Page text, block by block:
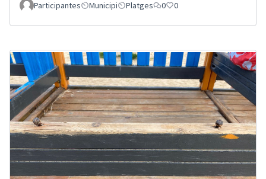
Participantes
Municipi Platges 0 0